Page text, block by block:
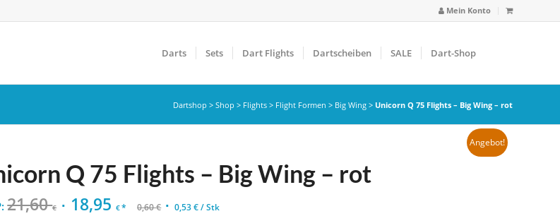
Mein Konto
Darts Sets Dart Flights Dartscheiben SALE Dart-Shop
Dartshop > Shop > Flights > Flight Formen > Big Wing > Unicorn Q 75 Flights – Big Wing – rot
Angebot!
Q 75 Flights – Big Wing – rot
21,60€ 18,95€* 0,60€ 0,53€/Stk